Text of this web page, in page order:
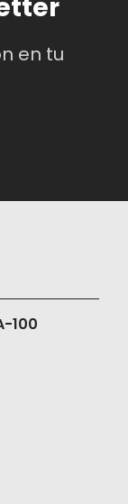
en tu
100